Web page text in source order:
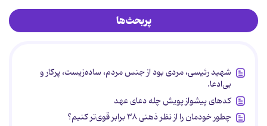
پربحث‌ها
شهید رئیسی، مردی بود از جنس مردم، ساده‌زیست، پرکار و
بی‌ادعا.
کدهای پیشواز پویش چله دعای عهد
چطور خودمان را از نظر ذهنی ۳۸ برابر قوی‌تر کنیم؟